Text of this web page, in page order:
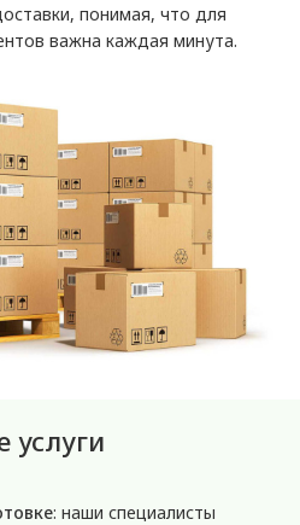
понимая, что для
важна каждая минута.
услуги
: наши специалисты